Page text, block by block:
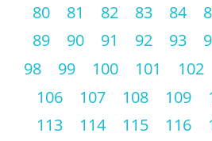
80
81 82 83 84
89
90 91 92 93
98
99 100 101 102
106
107 108 109
113
114 115 116